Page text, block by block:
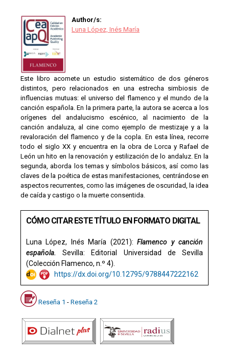
Author/s:
Luna López, Inés María
Este libro acomete un estudio sistemático de dos géneros
distintos, pero relacionados en una estrecha simbiosis de
influencias mutuas: el universo del flamenco y el mundo de la
canción española. En la primera parte, la autora se acerca a los
orígenes del andalucismo escénico, al nacimiento de la
canción andaluza, al cine como ejemplo de mestizaje y a la
revaloración del flamenco y de la copla. En esta línea, recorre
todo el siglo XX y encuentra en la obra de Lorca y Rafael de
León un hito en la renovación y estilización de lo andaluz. En la
segunda, aborda los temas y símbolos básicos, así como las
claves de la poética de estas manifestaciones, centrándose en
aspectos recurrentes, como las imágenes de oscuridad, la idea
de caída y castigo o la muerte consentida.
CÓMO CITAR ESTE TÍTULO EN FORMATO DIGITAL
Luna López, Inés María (2021):Flamenco y canción
española.
Sevilla: Editorial Universidad de Sevilla
(Colección Flamenco, n.º 4).
https://dx.doi.org/10.12795/9788447222162
Reseña 1 - Reseña 2